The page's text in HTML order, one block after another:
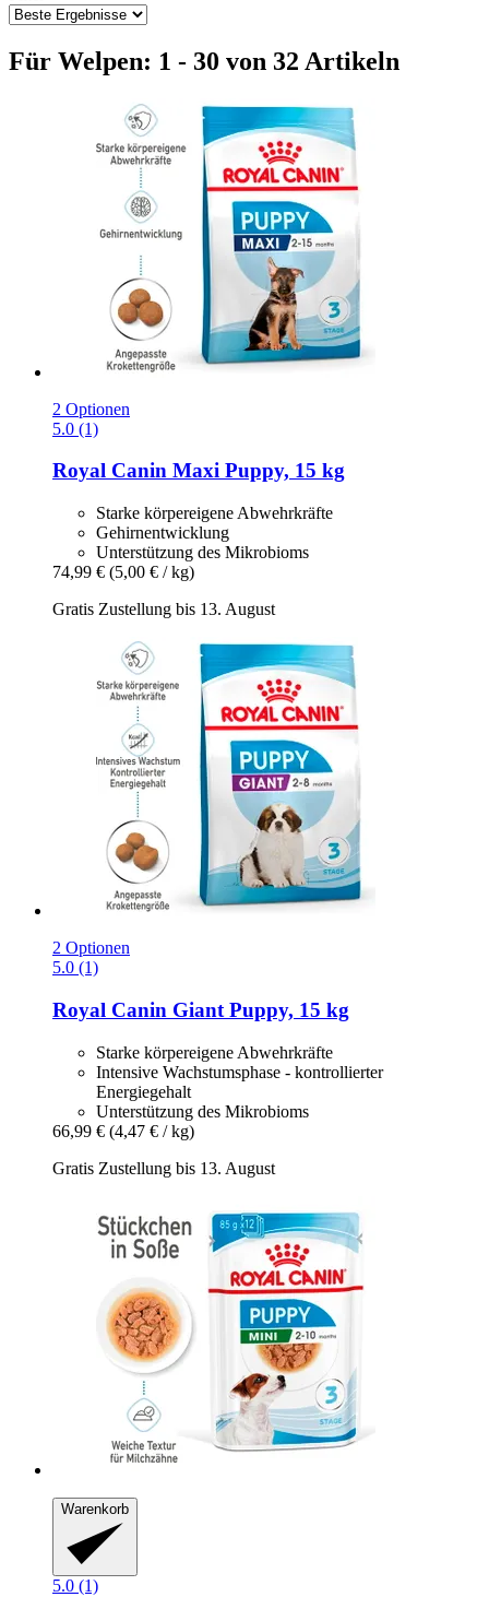
Für Welpen: 1 - 30 von 32 Artikeln
2 Optionen
5.0 (1)
Royal Canin Maxi Puppy, 15 kg
Starke körpereigene Abwehrkräfte
Gehirnentwicklung
Unterstützung des Mikrobioms
74,99 € (5,00 € / kg)
Gratis Zustellung bis 13. August
2 Optionen
5.0 (1)
Royal Canin Giant Puppy, 15 kg
Starke körpereigene Abwehrkräfte
Intensive Wachstumsphase - kontrollierter
Energiegehalt
Unterstützung des Mikrobioms
66,99 € (4,47 € / kg)
Gratis Zustellung bis 13. August
Warenkorb
5.0 (1)